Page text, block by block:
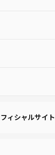
ィシャルサイト